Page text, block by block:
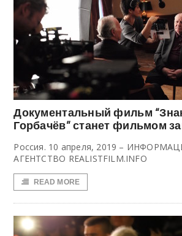
Документальный фильм
Горбачёв” станет фильмом
Россия. 10 апреля, 2019 –
АГЕНТСТВО REALISTFILM.INFO
READ MORE